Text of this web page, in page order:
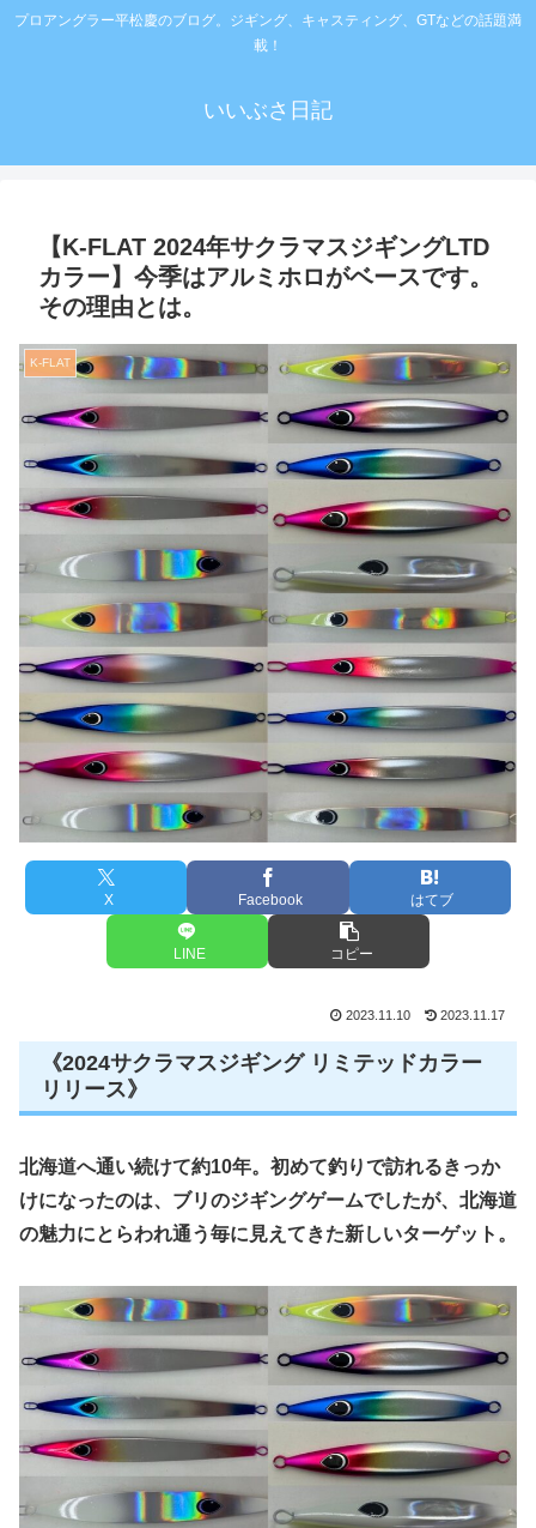
プロアングラー平松慶のブログ。ジギング、キャスティング、GTなどの話題満
載！
いいぶさ日記
【K-FLAT 2024年サクラマスジギングLTD
カラー】今季はアルミホロがベースです。
その理由とは。
K-FLAT
X Facebook はてブ
LINE コピー
2023.11.10 2023.11.17
《2024サクラマスジギング リミテッドカラー
リリース》
北海道へ通い続けて約10年。初めて釣りで訪れるきっか
けになったのは、ブリのジギングゲームでしたが、北海道
の魅力にとらわれ通う毎に見えてきた新しいターゲット。